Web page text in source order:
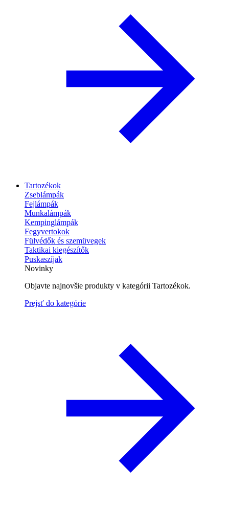
Tartozékok
Zseblámpák
Fejlámpák
Munkalámpák
Kempinglámpák
Fegyvertokok
Fülvédők és szemüvegek
Taktikai kiegészítők
Puskaszíjak
Novinky
Objavte najnovšie produkty v kategórii Tartozékok.
Prejsť do kategórie